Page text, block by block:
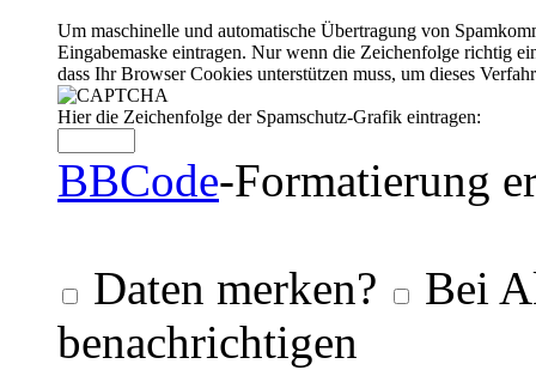
Um maschinelle und automatische Übertragung von
Eingabemaske eintragen. Nur wenn die Zeichenfolge richtig
dass Ihr Browser Cookies unterstützen muss, um dieses
Hier die Zeichenfolge der Spamschutz-Grafik eintragen:
BBCode-Formatierung
Daten merken?
Bei
benachrichtigen